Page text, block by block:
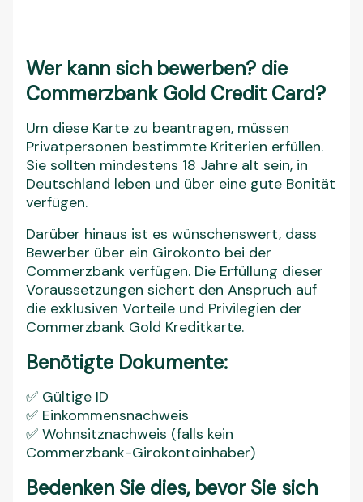
Wer kann sich bewerben? die
Commerzbank Gold Credit Card?
Um diese Karte zu beantragen, müssen
Privatpersonen bestimmte Kriterien erfüllen.
Sie sollten mindestens 18 Jahre alt sein, in
Deutschland leben und über eine gute Bonität
verfügen.
Darüber hinaus ist es wünschenswert, dass
Bewerber über ein Girokonto bei der
Commerzbank verfügen. Die Erfüllung dieser
Voraussetzungen sichert den Anspruch auf
die exklusiven Vorteile und Privilegien der
Commerzbank Gold Kreditkarte.
Benötigte Dokumente:
✅ Gültige ID
✅ Einkommensnachweis
✅ Wohnsitznachweis (falls kein
Commerzbank-Girokontoinhaber)
Bedenken Sie dies, bevor Sie sich